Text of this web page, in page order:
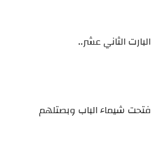
البارت الثاني عشر..
فتحت شيماء الباب وبصتلهم